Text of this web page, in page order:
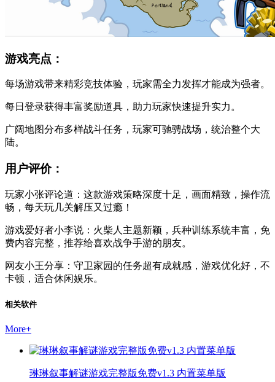
游戏亮点：
每场游戏带来精彩竞技体验，玩家需全力发挥才能成为强者。
每日登录获得丰富奖励道具，助力玩家快速提升实力。
广阔地图分布多样战斗任务，玩家可驰骋战场，统治整个大
陆。
用户评价：
玩家小张评论道：这款游戏策略深度十足，画面精致，操作流
畅，每天玩几关解压又过瘾！
游戏爱好者小李说：火柴人主题新颖，兵种训练系统丰富，免
费内容完整，推荐给喜欢战争手游的朋友。
网友小王分享：守卫家园的任务超有成就感，游戏优化好，不
卡顿，适合休闲娱乐。
相关软件
More+
琳琳叙事解谜游戏完整版免费v1.3 内置菜单版